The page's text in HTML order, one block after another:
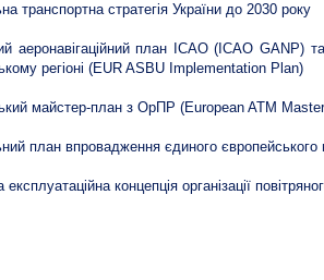
транспортна стратегія України до 2030 року
аеронавігаційний план ICAO (ICAO GANP)
регіоні (EUR ASBU Implementation Plan)
майстер-план з ОрПР (European ATM
план впровадження єдиного
експлуатаційна концепція організації